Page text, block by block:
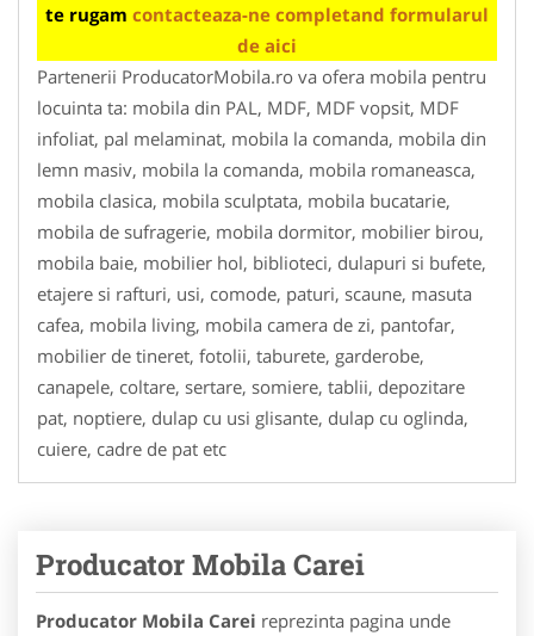
te rugam contacteaza-ne completand formularul
de aici
Partenerii ProducatorMobila.ro va ofera mobila pentru
locuinta ta: mobila din PAL, MDF, MDF vopsit, MDF
infoliat, pal melaminat, mobila la comanda, mobila din
lemn masiv, mobila la comanda, mobila romaneasca,
mobila clasica, mobila sculptata, mobila bucatarie,
mobila de sufragerie, mobila dormitor, mobilier birou,
mobila baie, mobilier hol, biblioteci, dulapuri si bufete,
etajere si rafturi, usi, comode, paturi, scaune, masuta
cafea, mobila living, mobila camera de zi, pantofar,
mobilier de tineret, fotolii, taburete, garderobe,
canapele, coltare, sertare, somiere, tablii, depozitare
pat, noptiere, dulap cu usi glisante, dulap cu oglinda,
cuiere, cadre de pat etc
Producator Mobila Carei
Producator Mobila Carei reprezinta pagina unde